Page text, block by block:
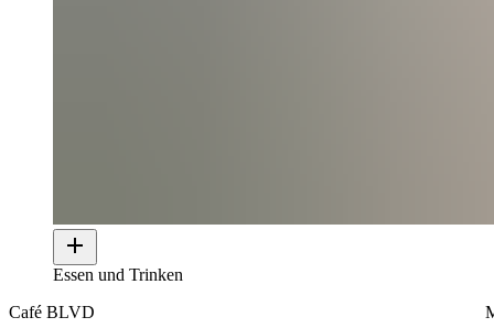
Essen und Trinken
Café BLVD